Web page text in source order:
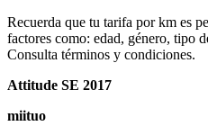
Recuerda que tu tarifa por km es
factores como: edad, género, tipo
Consulta términos y condiciones.
Attitude SE 2017
miituo